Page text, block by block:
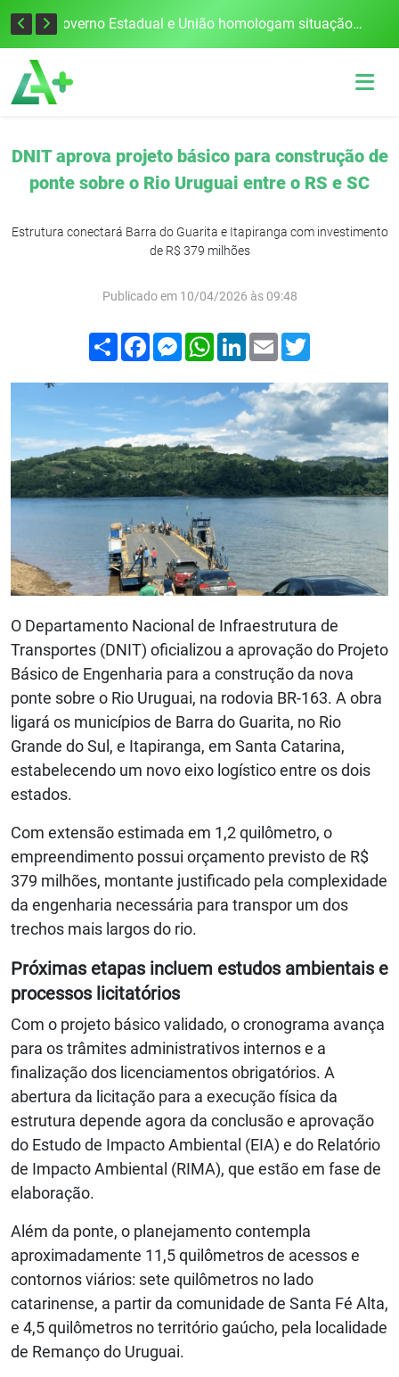
Defesa Civil alerta para risco de tornado e tempestades severas no RS entre esta quinta e sexta-feira Governo Estadual e União homologam situação de emergência em Frederico Westphalen após vendaval
DNIT aprova projeto básico para construção de
ponte sobre o Rio Uruguai entre o RS e SC
Estrutura conectará Barra do Guarita e Itapiranga com investimento
de R$ 379 milhões
Publicado em 10/04/2026 às 09:48
Compartilhar
FacebookMessenger
WhatsApp
LinkedIn
Email
O Departamento Nacional de Infraestrutura de
Transportes (DNIT) oficializou a aprovação do Projeto
Básico de Engenharia para a construção da nova
ponte sobre o Rio Uruguai, na rodovia BR-163. A obra
ligará os municípios de Barra do Guarita, no Rio
Grande do Sul, e Itapiranga, em Santa Catarina,
estabelecendo um novo eixo logístico entre os dois
estados.
Com extensão estimada em 1,2 quilômetro, o
empreendimento possui orçamento previsto de R$
379 milhões, montante justificado pela complexidade
da engenharia necessária para transpor um dos
trechos mais largos do rio.
Próximas etapas incluem estudos ambientais e
processos licitatórios
Com o projeto básico validado, o cronograma avança
para os trâmites administrativos internos e a
finalização dos licenciamentos obrigatórios. A
abertura da licitação para a execução física da
estrutura depende agora da conclusão e aprovação
do Estudo de Impacto Ambiental (EIA) e do Relatório
de Impacto Ambiental (RIMA), que estão em fase de
elaboração.
Além da ponte, o planejamento contempla
aproximadamente 11,5 quilômetros de acessos e
contornos viários: sete quilômetros no lado
catarinense, a partir da comunidade de Santa Fé Alta,
e 4,5 quilômetros no território gaúcho, pela localidade
de Remanço do Uruguai.